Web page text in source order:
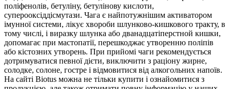
поліфенолів, бетуліну, бетулінову кислоти,
суперооксіддісмутази. Чага є найпотужнішим активатором
імунної системи, лікує хвороби шлунково-кишкового тракту, в
тому числі, і виразку шлунка або дванадцатіперстной кишки,
допомагає при мастопатії, перешкоджає утворенню поліпів
або кістозних утворень. При прийомі чаги рекомендується
дотримуватися певної дієти, виключити з раціону жирне,
солодке, солоне, гостре і відмовитися від алкогольних напоїв.
На сайті Biotus можна не тільки купити і ознайомитися з